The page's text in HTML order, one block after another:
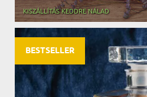
KISZÁLLÍTÁS KEDDRE NÁLAD
BESTSELLER